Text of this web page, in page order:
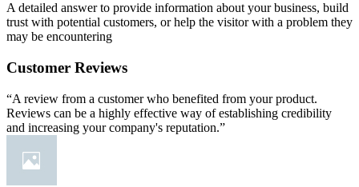
A detailed answer to provide information about your business, build
trust with potential customers, or help the visitor with a problem they
may be encountering
Customer Reviews
“A review from a customer who benefited from your product.
Reviews can be a highly effective way of establishing credibility
and increasing your company's reputation.”